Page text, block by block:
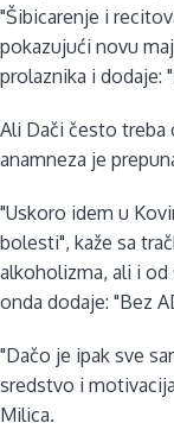
"Šibicarenje i
pokazujući novu
prolaznika i dodaje:
Ali Dači često treba
anamneza je
"Uskoro idem u
bolesti", kaže sa
alkoholizma, ali i
onda dodaje: "Bez
"Dačo je ipak sve
sredstvo i
Milica.